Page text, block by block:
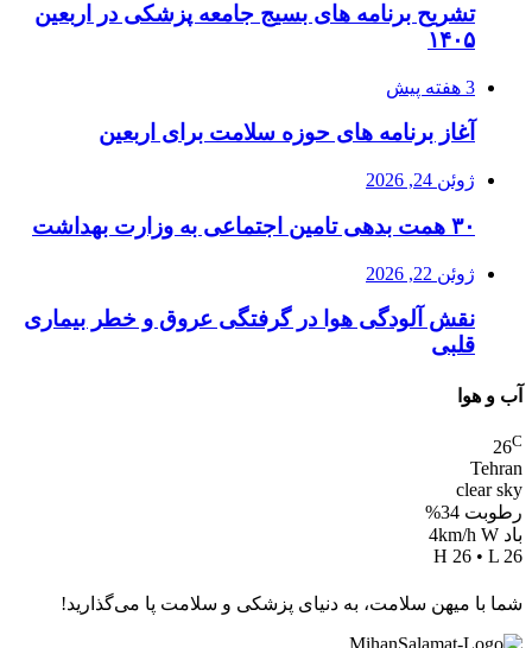
تشریح برنامه های بسیج جامعه پزشکی در اربعین
۱۴۰۵
3 هفته پیش
آغاز برنامه های حوزه سلامت برای اربعین
ژوئن 24, 2026
۳۰ همت بدهی تامین اجتماعی به وزارت بهداشت
ژوئن 22, 2026
نقش آلودگی هوا در گرفتگی عروق و خطر بیماری
قلبی
آب و هوا
26C
Tehran
clear sky
رطوبت 34%
باد 4km/h W
H 26 • L 26
شما با میهن سلامت، به دنیای پزشکی و سلامت پا می‌گذارید!